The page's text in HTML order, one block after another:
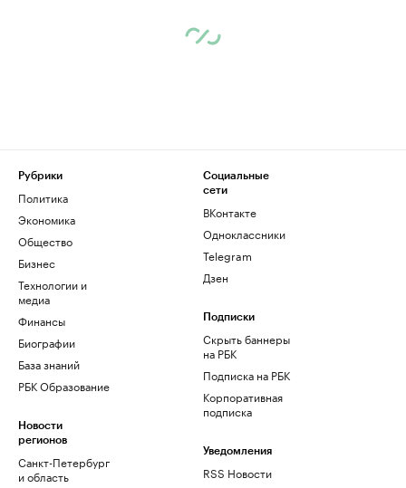
Рубрики
Политика
Экономика
Общество
Бизнес
Технологии и
медиа
Финансы
Биографии
База знаний
РБК Образование
Новости
регионов
Санкт-Петербург
и область
Социальные
сети
ВКонтакте
Одноклассники
Telegram
Дзен
Подписки
Скрыть баннеры
на РБК
Подписка на РБК
Корпоративная
подписка
Уведомления
RSS Новости